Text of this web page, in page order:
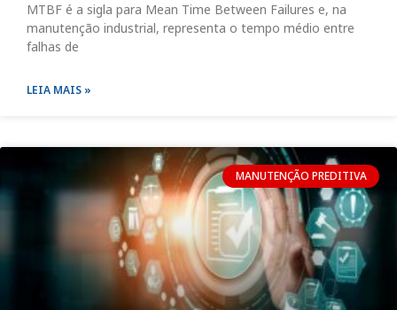
MTBF é a sigla para Mean Time Between Failures e, na
manutenção industrial, representa o tempo médio entre
falhas de
LEIA MAIS »
MANUTENÇÃO PREDITIVA